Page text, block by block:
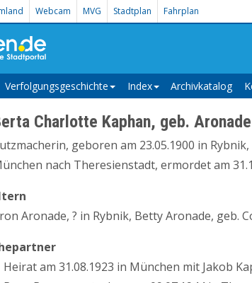
Webcam MVG Stadtplan Fahrplan
Verfolgungsgeschichte Index Archivkatalog
Charlotte Kaphan, geb. Aronade
geboren am 23.05.1900 in
nach Theresienstadt, ermordet am
Aronade, ? in Rybnik, Betty Aronade, geb.
Heirat am 31.08.1923 in München mit Jakob